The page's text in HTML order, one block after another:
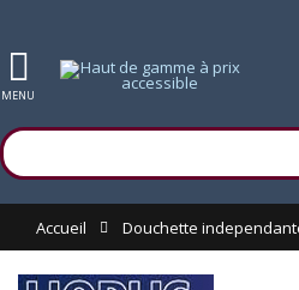
MENU
Accueil Douchette